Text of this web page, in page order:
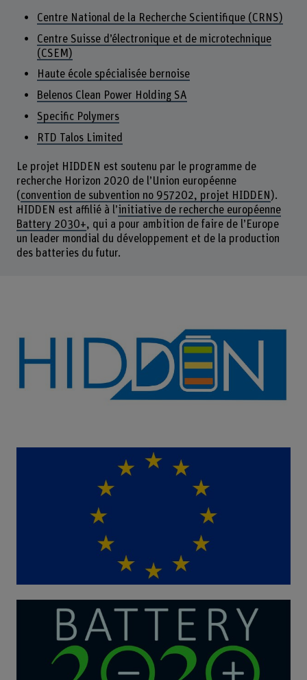
Centre National de la Recherche Scientifique (CRNS)
Centre Suisse d’électronique et de microtechnique
(CSEM)
Haute école spécialisée bernoise
Belenos Clean Power Holding SA
Specific Polymers
RTD Talos Limited
Le projet HIDDEN est soutenu par le programme de
recherche Horizon 2020 de l’Union européenne
(convention de subvention no 957202, projet HIDDEN ).
HIDDEN est affilié à l’initiative de recherche européenne
Battery 2030+, qui a pour ambition de faire de l’Europe
un leader mondial du développement et de la production
des batteries du futur.